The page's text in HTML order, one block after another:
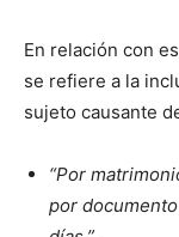
En relación con
se refiere a la
sujeto causante
“Por
por